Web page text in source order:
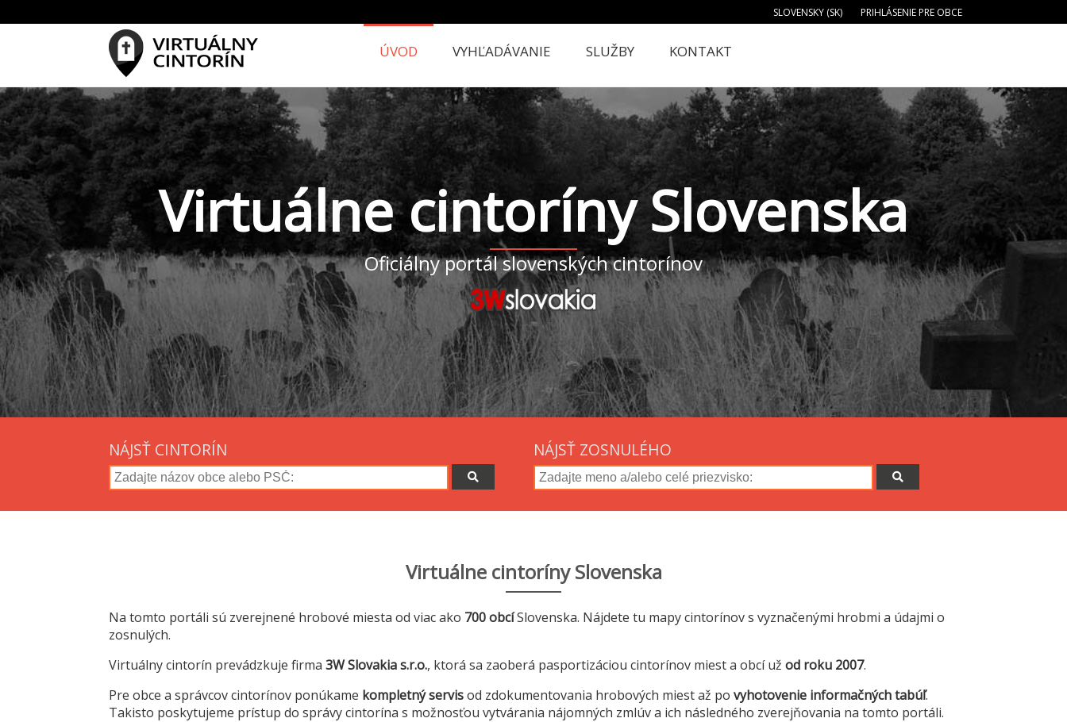
SLOVENSKY (SK) PRIHLÁSENIE PRE OBCE
ÚVOD VYHĽADÁVANIE SLUŽBY KONTAKT
Virtuálne cintoríny Slovenska
Oficiálny portál slovenských cintorínov
NÁJSŤ CINTORÍN NÁJSŤ ZOSNULÉHO
Virtuálne cintoríny Slovenska
Na tomto portáli sú zverejnené hrobové miesta od viac ako 700 obcíSlovenska. Nájdete tu mapy cintorínov s vyznačenými hrobmi a údajmi o
zosnulých.
Virtuálny cintorín prevádzkuje firma 3W Slovakia s.r.o., ktorá sa zaoberá pasportizáciou cintorínov miest a obcí už od roku 2007.
Pre obce a správcov cintorínov ponúkame kompletný servisod zdokumentovania hrobových miest až po vyhotovenie informačných tabúľ.
Takisto poskytujeme prístup do správy cintorína s možnosťou vytvárania nájomných zmlúv a ich následného zverejňovania na tomto portáli.